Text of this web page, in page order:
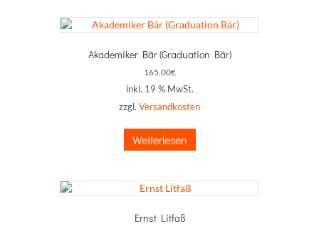
Akademiker Bär (Graduation Bär)
165,00€
inkl. 19 % MwSt.
zzgl. Versandkosten
Weiterlesen
Ernst Litfaß